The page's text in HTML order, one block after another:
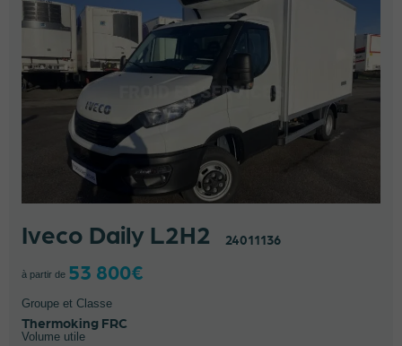
Iveco Daily L2H2 24011136
à partir de 53 800€
Groupe et Classe
Thermoking FRC
Volume utile